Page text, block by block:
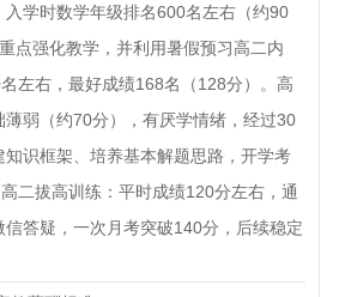
学时数学年级排名600名左右（约90
点强化教学，并利用暑假预习高二内
左右，最好成绩168名（128分）。高
薄弱（约70分），有厌学情绪，经过30
识框架、培养基本解题思路，开学考
二拔高训练：平时成绩120分左右，通
答疑，一次月考突破140分，后续稳定